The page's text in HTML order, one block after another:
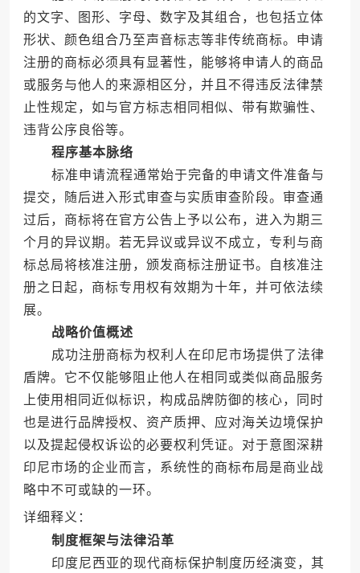
的文字、图形、字母、数字及其组合，也包括立体
形状、颜色组合乃至声音标志等非传统商标。申请
注册的商标必须具有显著性，能够将申请人的商品
或服务与他人的来源相区分，并且不得违反法律禁
止性规定，如与官方标志相同相似、带有欺骗性、
违背公序良俗等。
程序基本脉络
标准申请流程通常始于完备的申请文件准备与
提交，随后进入形式审查与实质审查阶段。审查通
过后，商标将在官方公告上予以公布，进入为期三
个月的异议期。若无异议或异议不成立，专利与商
标总局将核准注册，颁发商标注册证书。自核准注
册之日起，商标专用权有效期为十年，并可依法续
展。
战略价值概述
成功注册商标为权利人在印尼市场提供了法律
盾牌。它不仅能够阻止他人在相同或类似商品服务
上使用相同近似标识，构成品牌防御的核心，同时
也是进行品牌授权、资产质押、应对海关边境保护
以及提起侵权诉讼的必要权利凭证。对于意图深耕
印尼市场的企业而言，系统性的商标布局是商业战
略中不可或缺的一环。
详细释义：
制度框架与法律沿革
印度尼西亚的现代商标保护制度历经演变，其